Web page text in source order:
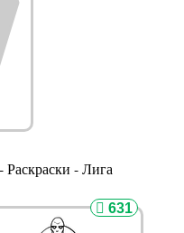
Раскраски - Лига
631